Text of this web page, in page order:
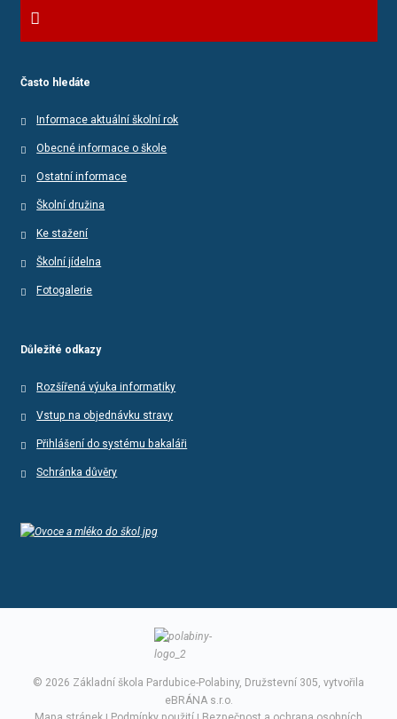
Často hledáte
Informace aktuální školní rok
Obecné informace o škole
Ostatní informace
Školní družina
Ke stažení
Školní jídelna
Fotogalerie
Důležité odkazy
Rozšířená výuka informatiky
Vstup na objednávku stravy
Přihlášení do systému bakaláři
Schránka důvěry
© 2026 Základní škola Pardubice-Polabiny, Družstevní 305, vytvořila
eBRÁNA s.r.o.